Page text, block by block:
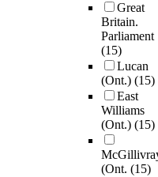
Great
Britain.
Parliament
(15)
Lucan
(Ont.) (15)
East
Williams
(Ont.) (15)
(Ont. (15)